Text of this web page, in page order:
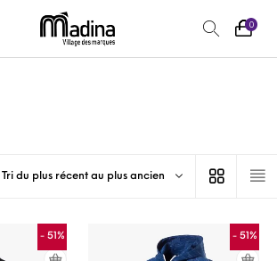
0
Tri du plus récent au plus ancien
- 51% - 51%